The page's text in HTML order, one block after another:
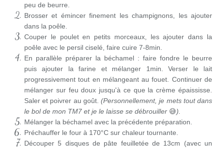
peu de beurre.
Brosser et émincer finement les champignons, les ajouter
dans la poêle.
Couper le poulet en petits morceaux, les ajouter dans la
poêle avec le persil ciselé, faire cuire 7-8min.
En parallèle préparer la béchamel : faire fondre le beurre
puis ajouter la farine et mélanger 1min. Verser le lait
progressivement tout en mélangeant au fouet. Continuer de
mélanger sur feu doux jusqu'à ce que la crème épaississe.
Saler et poivrer au goût.(Personnellement, je mets tout dans
le bol de mon TM7 et je le laisse se débrouiller 😅).
Mélanger la béchamel avec la précédente préparation.
Préchauffer le four à 170°C sur chaleur tournante.
Découper 5 disques de pâte feuilletée de 13cm (avec un